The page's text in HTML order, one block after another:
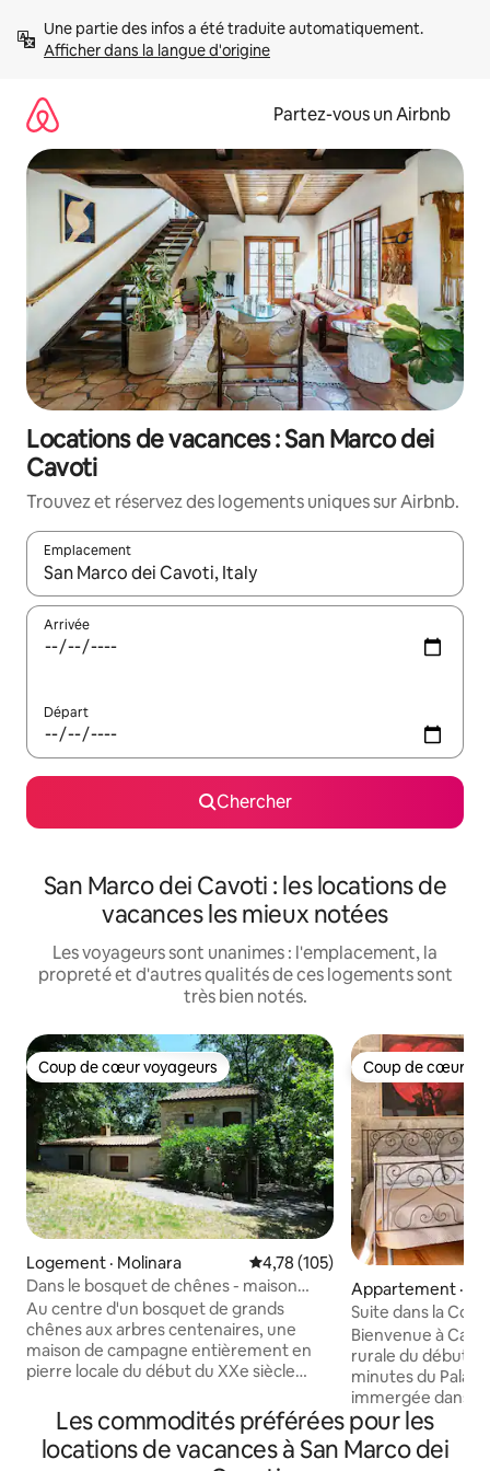
directement
Afficher dans la langue d'origine
Partez-vous un Airbnb
Locations de vacances : San Marco dei
Cavoti
Trouvez et réservez des logements uniques sur Airbnb.
Emplacement
Quand les résultats sont affichés, parcourez-les en utilisant
Arrivée
Départ
Chercher
San Marco dei Cavoti : les locations de
vacances les mieux notées
Les voyageurs sont unanimes : l'emplacement, la
propreté et d'autres qualités de ces logements sont
très bien notés.
Coup de cœur voyageurs
Coup de cœur voyageurs
Logement · Molinara Note moyenne de 4,78 sur 5,
4,78 (105)
Dans le bosquet de chênes - maison
entière
Au centre d'un bosquet de grands
chênes aux arbres centenaires, une
maison de campagne entièrement en
pierre locale du début du XXe siècle
n'entendrez que le bruissement du
vent; la nuit, peu de lumières dans les
environs et, par temps clair, un
Coup de cœur
Coup de cœur
Appartement ·
Suite dans la
près de Caserta
Bienvenue à
rurale du début
minutes du Palais
immergée dans
Marco'sc,
voyageurs en quête
junior de 40 m²
Les commodités préférées pour les
locations de vacances à San Marco dei